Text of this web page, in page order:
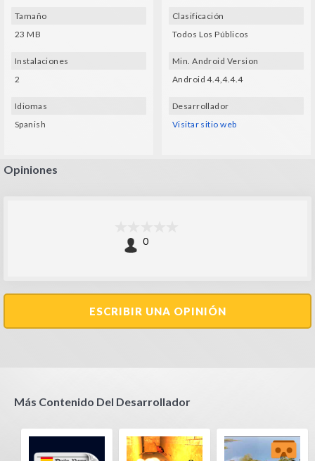
- El Economista
- AS
- Mundo Deportivo
- sPORT
Tamaño
23 MB
Instalaciones
2
Idiomas
Spanish
Clasificación
Todos Los Públicos
Min. Android Version
Android 4.4,4.4.4
Desarrollador
Visitar sitio web
Opiniones
0
ESCRIBIR UNA OPINIÓN
Más Contenido Del Desarrollador